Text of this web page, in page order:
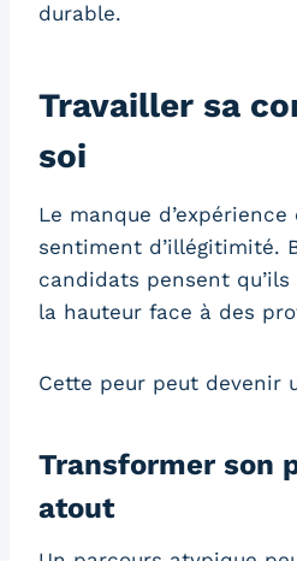
durable.
Travailler sa
soi
Le manque
sentiment d’illégitimité.
candidats pensent
la hauteur face à des
Cette peur peut devenir
Transformer son
atout